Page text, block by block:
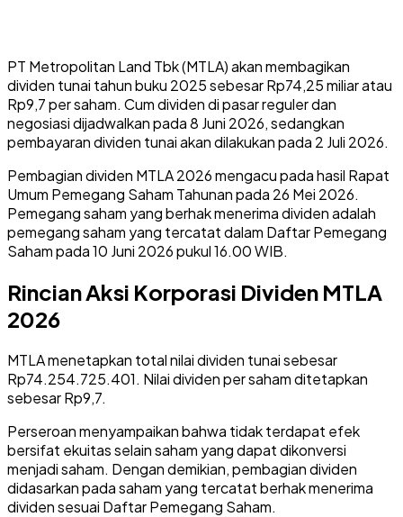
PT Metropolitan Land Tbk (MTLA) akan membagikan
dividen tunai tahun buku 2025 sebesar Rp74,25 miliar atau
Rp9,7 per saham. Cum dividen di pasar reguler dan
negosiasi dijadwalkan pada 8 Juni 2026, sedangkan
pembayaran dividen tunai akan dilakukan pada 2 Juli 2026.
Pembagian dividen MTLA 2026 mengacu pada hasil Rapat
Umum Pemegang Saham Tahunan pada 26 Mei 2026.
Pemegang saham yang berhak menerima dividen adalah
pemegang saham yang tercatat dalam Daftar Pemegang
Saham pada 10 Juni 2026 pukul 16.00 WIB.
Rincian Aksi Korporasi Dividen MTLA
2026
MTLA menetapkan total nilai dividen tunai sebesar
Rp74.254.725.401. Nilai dividen per saham ditetapkan
sebesar Rp9,7.
Perseroan menyampaikan bahwa tidak terdapat efek
bersifat ekuitas selain saham yang dapat dikonversi
menjadi saham. Dengan demikian, pembagian dividen
didasarkan pada saham yang tercatat berhak menerima
dividen sesuai Daftar Pemegang Saham.